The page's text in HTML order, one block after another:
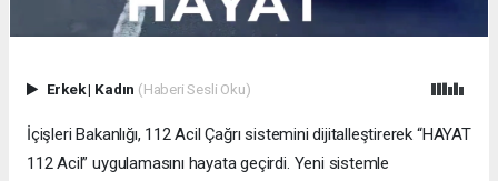
Erkek| Kadın (Haberi Sesli Oku)
İçişleri Bakanlığı, 112 Acil Çağrı sistemini dijitalleştirerek “HAYAT
112 Acil” uygulamasını hayata geçirdi. Yeni sistemle